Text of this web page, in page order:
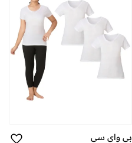
بي واي سي